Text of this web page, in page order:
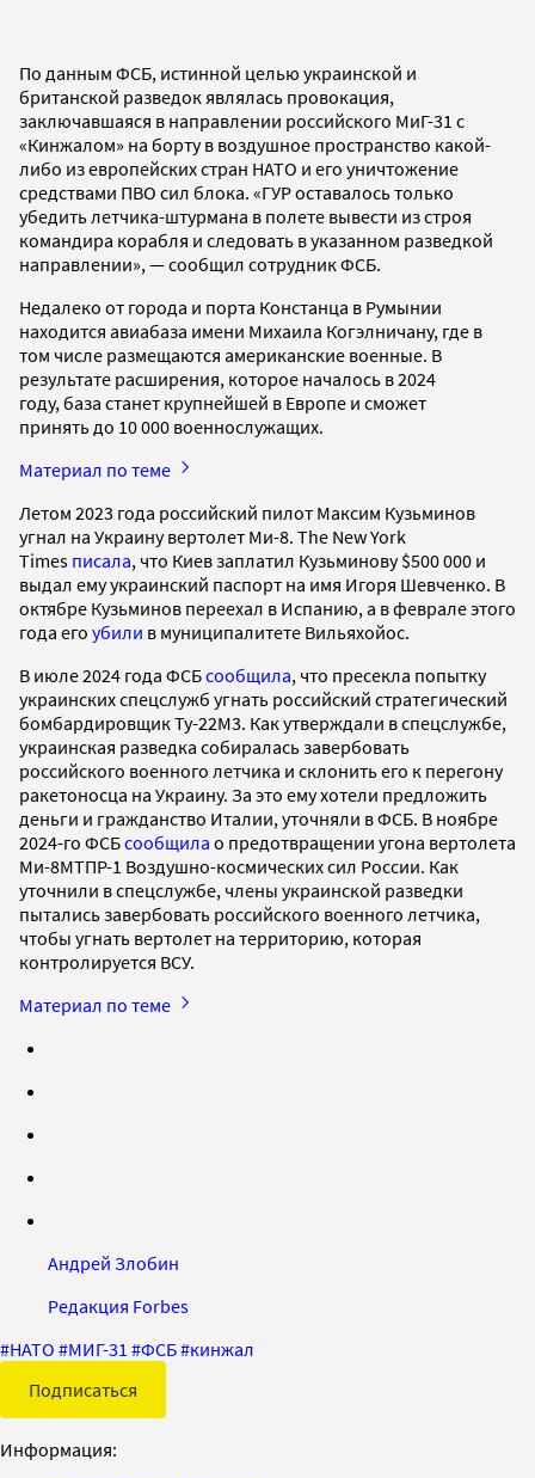
По данным ФСБ, истинной целью украинской и
британской разведок являлась провокация,
заключавшаяся в направлении российского МиГ-31 с
«Кинжалом» на борту в воздушное пространство какой-
либо из европейских стран НАТО и его уничтожение
средствами ПВО сил блока. «ГУР оставалось только
убедить летчика-штурмана в полете вывести из строя
командира корабля и следовать в указанном разведкой
направлении», — сообщил сотрудник ФСБ.
Недалеко от города и порта Констанца в Румынии
находится авиабаза имени Михаила Когэлничану, где в
том числе размещаются американские военные. В
результате расширения, которое началось в 2024
году, база станет крупнейшей в Европе и сможет
принять до 10 000 военнослужащих.
Материал по теме
Летом 2023 года российский пилот Максим Кузьминов
угнал на Украину вертолет Ми-8. The New York
Times писала, что Киев заплатил Кузьминову $500 000 и
выдал ему украинский паспорт на имя Игоря Шевченко. В
октябре Кузьминов переехал в Испанию, а в феврале этого
года его убили в муниципалитете Вильяхойос.
В июле 2024 года ФСБсообщила, что пресекла попытку
украинских спецслужб угнать российский стратегический
бомбардировщик Ту-22М3. Как утверждали в спецслужбе,
украинская разведка собиралась завербовать
российского военного летчика и склонить его к перегону
ракетоносца на Украину. За это ему хотели предложить
деньги и гражданство Италии, уточняли в ФСБ. В ноябре
2024-го ФСБсообщила о предотвращении угона вертолета
Ми-8МТПР-1 Воздушно-космических сил России. Как
уточнили в спецслужбе, члены украинской разведки
пытались завербовать российского военного летчика,
чтобы угнать вертолет на территорию, которая
контролируется ВСУ.
Материал по теме
Андрей Злобин
Редакция Forbes
#НАТО #МИГ-31 #ФСБ#кинжал
Подписаться
Информация: